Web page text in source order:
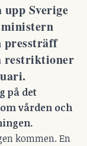
Sverige
pressträff
restriktioner
på det
vården och
kommen. En